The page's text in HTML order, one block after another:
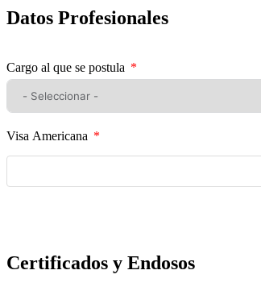
Datos Profesionales
Cargo al que se postula
Visa Americana
Certificados y Endosos